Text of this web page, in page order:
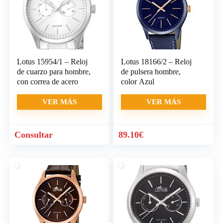
Lotus 15954/1 – Reloj
de cuarzo para hombre,
con correa de acero
VER MÁS
Consultar
Lotus 18166/2 – Reloj
de pulsera hombre,
color Azul
VER MÁS
89.10€